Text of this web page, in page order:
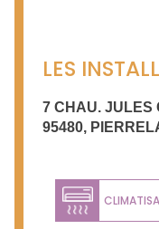
LES
7 CHAU. JULES
95480,